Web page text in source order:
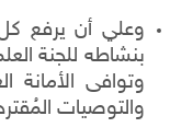
وعلي أن يرفع
بنشاطه للجنة
وتوافى الأمانة
والتوصيات